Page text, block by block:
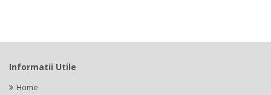
Informatii Utile
Home